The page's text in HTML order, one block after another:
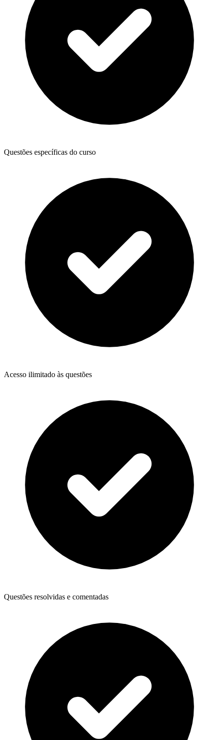
Questões específicas do curso
Acesso ilimitado às questões
Questões resolvidas e comentadas